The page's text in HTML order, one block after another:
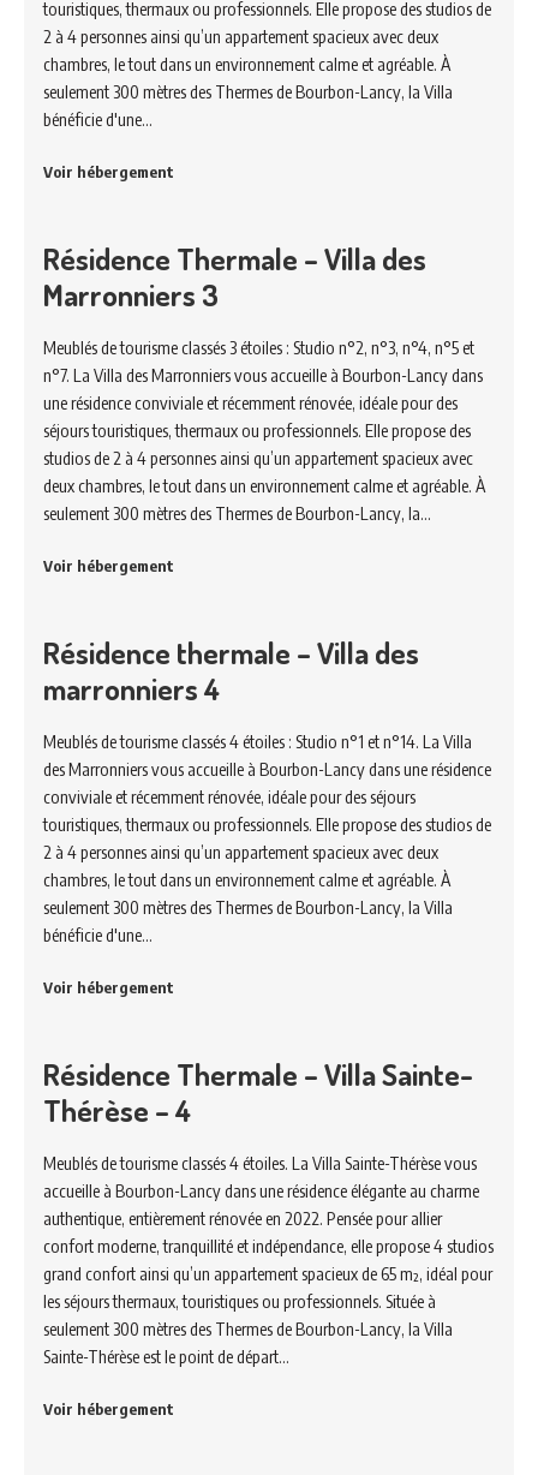
touristiques, thermaux ou professionnels. Elle propose des studios de
2 à 4 personnes ainsi qu’un appartement spacieux avec deux
chambres, le tout dans un environnement calme et agréable. À
seulement 300 mètres des Thermes de Bourbon-Lancy, la Villa
bénéficie d'une…
Voir hébergement
Résidence Thermale – Villa des
Marronniers 3
Meublés de tourisme classés 3 étoiles : Studio n°2, n°3, n°4, n°5 et
n°7. La Villa des Marronniers vous accueille à Bourbon-Lancy dans
une résidence conviviale et récemment rénovée, idéale pour des
séjours touristiques, thermaux ou professionnels. Elle propose des
studios de 2 à 4 personnes ainsi qu’un appartement spacieux avec
deux chambres, le tout dans un environnement calme et agréable. À
seulement 300 mètres des Thermes de Bourbon-Lancy, la…
Voir hébergement
Résidence thermale – Villa des
marronniers 4
Meublés de tourisme classés 4 étoiles : Studio n°1 et n°14. La Villa
des Marronniers vous accueille à Bourbon-Lancy dans une résidence
conviviale et récemment rénovée, idéale pour des séjours
touristiques, thermaux ou professionnels. Elle propose des studios de
2 à 4 personnes ainsi qu’un appartement spacieux avec deux
chambres, le tout dans un environnement calme et agréable. À
seulement 300 mètres des Thermes de Bourbon-Lancy, la Villa
bénéficie d'une…
Voir hébergement
Résidence Thermale – Villa Sainte-
Thérèse – 4
Meublés de tourisme classés 4 étoiles. La Villa Sainte-Thérèse vous
accueille à Bourbon-Lancy dans une résidence élégante au charme
authentique, entièrement rénovée en 2022. Pensée pour allier
confort moderne, tranquillité et indépendance, elle propose 4 studios
grand confort ainsi qu’un appartement spacieux de 65 m², idéal pour
les séjours thermaux, touristiques ou professionnels. Située à
seulement 300 mètres des Thermes de Bourbon-Lancy, la Villa
Sainte-Thérèse est le point de départ…
Voir hébergement